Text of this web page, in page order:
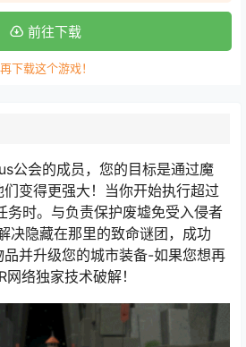
前往下载
下载这个游戏！
公会的成员，您的目标是通过魔
变得更强大！当你开始执行超过
务时。与负责保护废墟免受入侵者
决隐藏在那里的致命谜团，成功
并升级您的城市装备-如果您想再
络独家技术破解！